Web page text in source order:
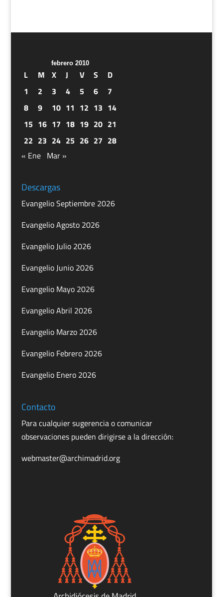
febrero 2010
L M X J V S
D
1
2 3 4 5 6
7
8
9 10 11 12 13 14
15 16 17 18 19 20 21
22 23 24 25 26 27 28
« Ene Mar »
Descargas
Evangelio Septiembre 2026
Evangelio Agosto 2026
Evangelio Julio 2026
Evangelio Junio 2026
Evangelio Mayo 2026
Evangelio Abril 2026
Evangelio Marzo 2026
Evangelio Febrero 2026
Evangelio Enero 2026
Contacto
Para cualquier sugerencia o comunicar
observaciones pueden dirigirse a la dirección:
webmaster@archimadrid.org